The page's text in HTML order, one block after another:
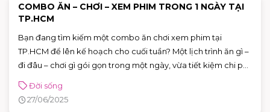
COMBO ĂN – CHƠI – XEM PHIM TRONG 1 NGÀY TẠI
TP.HCM
Bạn đang tìm kiếm một combo ăn chơi xem phim tại
TP.HCM để lên kế hoạch cho cuối tuần? Một lịch trình ăn gì –
đi đâu – chơi gì gói gọn trong một ngày, vừa tiết kiệm chi phí,
combo hoàn hảo: bắt đầu bằng CHIDORI COFFEE IN BED,
no bụng với DOOKKI, tráng miệng bằng HOKKAIDO BAKED
Đời sống
27/06/2025